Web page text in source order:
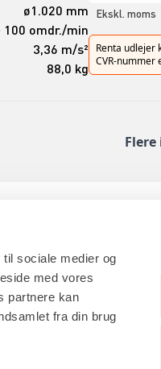
sociale medier og
med vores
partnere kan
fra din brug
ø1.020 mm
100 omdr./min
3,36 m/s²
88,0 kg
Ekskl. moms
Renta udlejer
CVR-nummer
Få de